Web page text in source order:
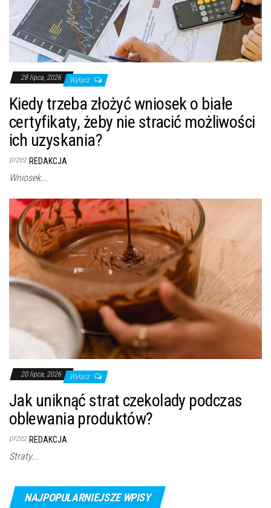
28 lipca, 2026 Wyłącz
Kiedy trzeba złożyć wniosek o białe
certyfikaty, żeby nie stracić możliwości
ich uzyskania?
przez REDAKCJA
Wniosek...
20 lipca, 2026 Wyłącz
Jak uniknąć strat czekolady podczas
oblewania produktów?
przez REDAKCJA
Straty...
NAJPOPULARNIEJSZE WPISY